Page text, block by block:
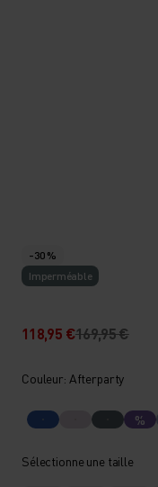
-30 %
Imperméable
118,95 €169,95 €
Couleur: Afterparty
%
Sélectionne une taille